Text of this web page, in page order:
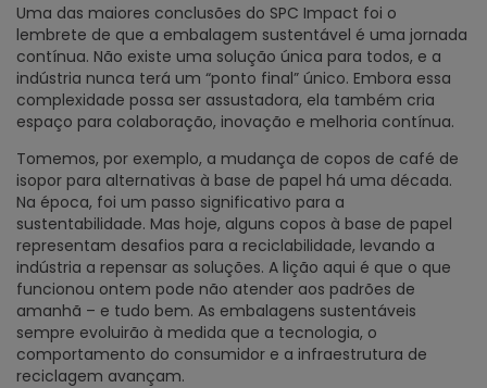
Uma das maiores conclusões do SPC Impact foi o
lembrete de que a embalagem sustentável é uma jornada
contínua. Não existe uma solução única para todos, e a
indústria nunca terá um “ponto final” único. Embora essa
complexidade possa ser assustadora, ela também cria
espaço para colaboração, inovação e melhoria contínua.
Tomemos, por exemplo, a mudança de copos de café de
isopor para alternativas à base de papel há uma década.
Na época, foi um passo significativo para a
sustentabilidade. Mas hoje, alguns copos à base de papel
representam desafios para a reciclabilidade, levando a
indústria a repensar as soluções. A lição aqui é que o que
funcionou ontem pode não atender aos padrões de
amanhã – e tudo bem. As embalagens sustentáveis
sempre evoluirão à medida que a tecnologia, o
comportamento do consumidor e a infraestrutura de
reciclagem avançam.